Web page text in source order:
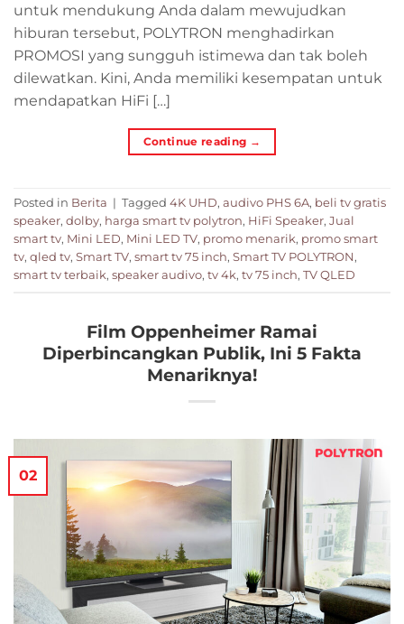
untuk mendukung Anda dalam mewujudkan
hiburan tersebut, POLYTRON menghadirkan
PROMOSI yang sungguh istimewa dan tak boleh
dilewatkan. Kini, Anda memiliki kesempatan untuk
mendapatkan HiFi […]
Continue reading →
Posted in Berita | Tagged 4K UHD, audivo PHS 6A, beli tv gratis
speaker, dolby, harga smart tv polytron, HiFi Speaker, Jual
smart tv, Mini LED, Mini LED TV, promo menarik, promo smart
tv, qled tv, Smart TV, smart tv 75 inch, Smart TV POLYTRON,
smart tv terbaik, speaker audivo, tv 4k, tv 75 inch, TV QLED
Film Oppenheimer Ramai
Diperbincangkan Publik, Ini 5 Fakta
Menariknya!
02